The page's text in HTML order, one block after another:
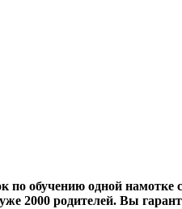
обучению одной намотке
2000 родителей. Вы